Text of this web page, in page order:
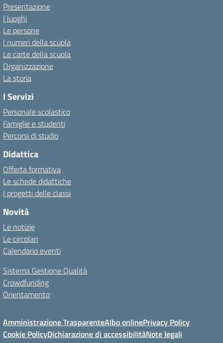
Presentazione
I luoghi
Le persone
I numeri della scuola
Le carte della scuola
Organizzazione
La storia
I Servizi
Personale scolastico
Famiglie e studenti
Percorsi di studio
Didattica
Offerta formativa
Le schede didattiche
I progetti delle classi
Novità
Le notizie
Le circolari
Calendario eventi
Sistema Gestione Qualità
Crowdfunding
Orientamento
Amministrazione TrasparenteAlbo onlinePrivacy Policy
Cookie PolicyDichiarazione di accessibilitàNote legali